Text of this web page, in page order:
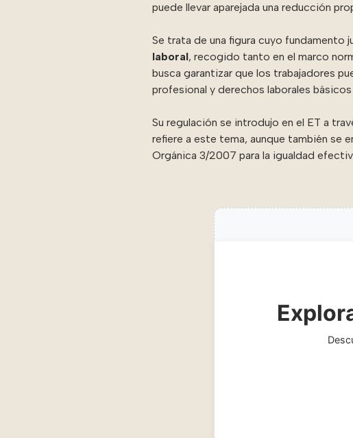
puede llevar aparejada una reducción
Se trata de una figura cuyo fundamento
laboral, recogido tanto en el marco
busca garantizar que los trabajadores
profesional y derechos laborales
Su regulación se introdujo en el ET a
refiere a este tema, aunque también se
Orgánica 3/2007 para la igualdad